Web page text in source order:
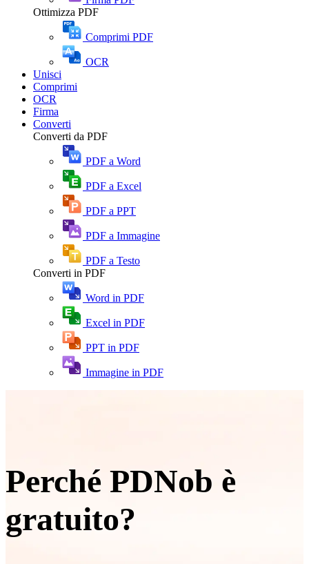
Ottimizza PDF
Comprimi PDF
OCR
Unisci
Comprimi
OCR
Firma
Converti
Converti da PDF
PDF a Word
PDF a Excel
PDF a PPT
PDF a Immagine
PDF a Testo
Converti in PDF
Word in PDF
Excel in PDF
PPT in PDF
Immagine in PDF
Perché PDNob è
gratuito?